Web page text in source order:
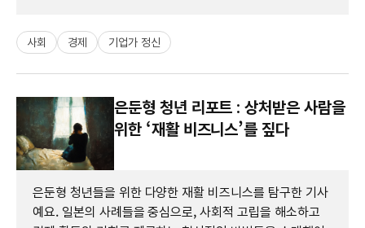
사회 경제 기업가 정신
은둔형 청년 리포트 : 상처받은 사람을
위한 ‘재활 비즈니스’를 짚다
은둔형 청년들을 위한 다양한 재활 비즈니스를 탐구한 기사
예요. 일본의 사례들을 중심으로, 사회적 고립을 해소하고